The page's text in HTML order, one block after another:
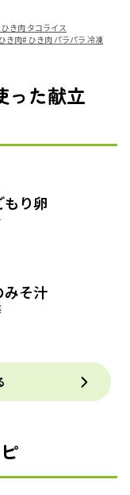
ひき肉 タコライス
き肉# ひき肉 パラパラ 冷凍
った献立
もり卵
みそ汁